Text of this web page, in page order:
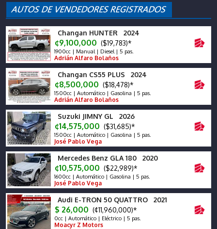
Changan HUNTER 2024
¢9,100,000 ($19,783)*
1900cc | Manual | Diesel | 5 pas.
Adrián Alfaro Bolaños
Changan CS55 PLUS 2024
¢8,500,000 ($18,478)*
1500cc | Automático | Gasolina | 5 pas.
Adrián Alfaro Bolaños
Suzuki JIMNY GL 2026
¢14,575,000 ($31,685)*
1500cc | Automático | Gasolina | 5 pas.
José Pablo Vega
Mercedes Benz GLA 180 2020
¢10,575,000 ($22,989)*
1600cc | Automático | Gasolina | 5 pas.
José Pablo Vega
Audi E-TRON 50 QUATTRO 2021
$ 26,000 (¢11,960,000)*
0cc | Automático | Eléctrico | 5 pas.
Moacyr Z Motors